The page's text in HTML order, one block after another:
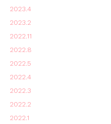
2023.4
2023.2
2022.11
2022.8
2022.5
2022.4
2022.3
2022.2
2022.1